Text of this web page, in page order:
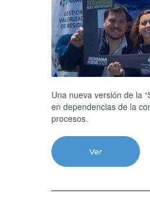
Una nueva versión de la
en dependencias de la
procesos.
Ver